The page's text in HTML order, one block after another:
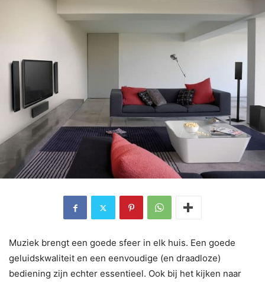
Muziek brengt een goede sfeer in elk huis. Een goede
geluidskwaliteit en een eenvoudige (en draadloze)
bediening zijn echter essentieel. Ook bij het kijken naar